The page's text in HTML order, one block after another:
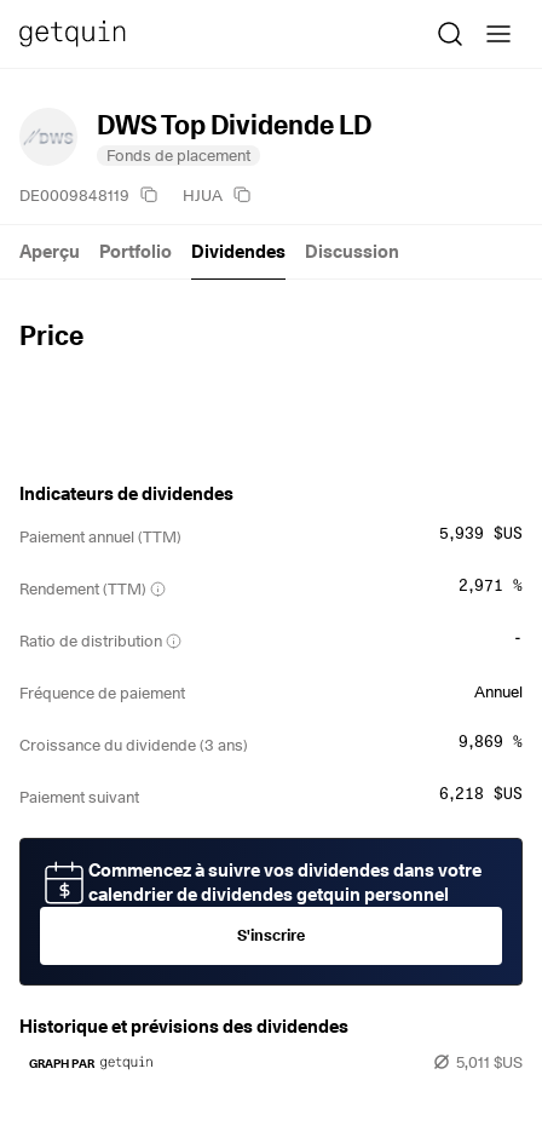
DWS Top Dividende LD
Fonds de placement
DE0009848119 HJUA
Price
Aperçu Portfolio Dividendes Discussion
Indicateurs de dividendes
Paiement annuel (TTM) 5,939 $US
Rendement (TTM) 2,971 %
Ratio de distribution -
Fréquence de paiement Annuel
Croissance du dividende (3 ans) 9,869 %
Paiement suivant 6,218 $US
Commencez à suivre vos dividendes dans votre
calendrier de dividendes getquin personnel
S'inscrire
Historique et prévisions des dividendes
5,011 $US
GRAPH PAR